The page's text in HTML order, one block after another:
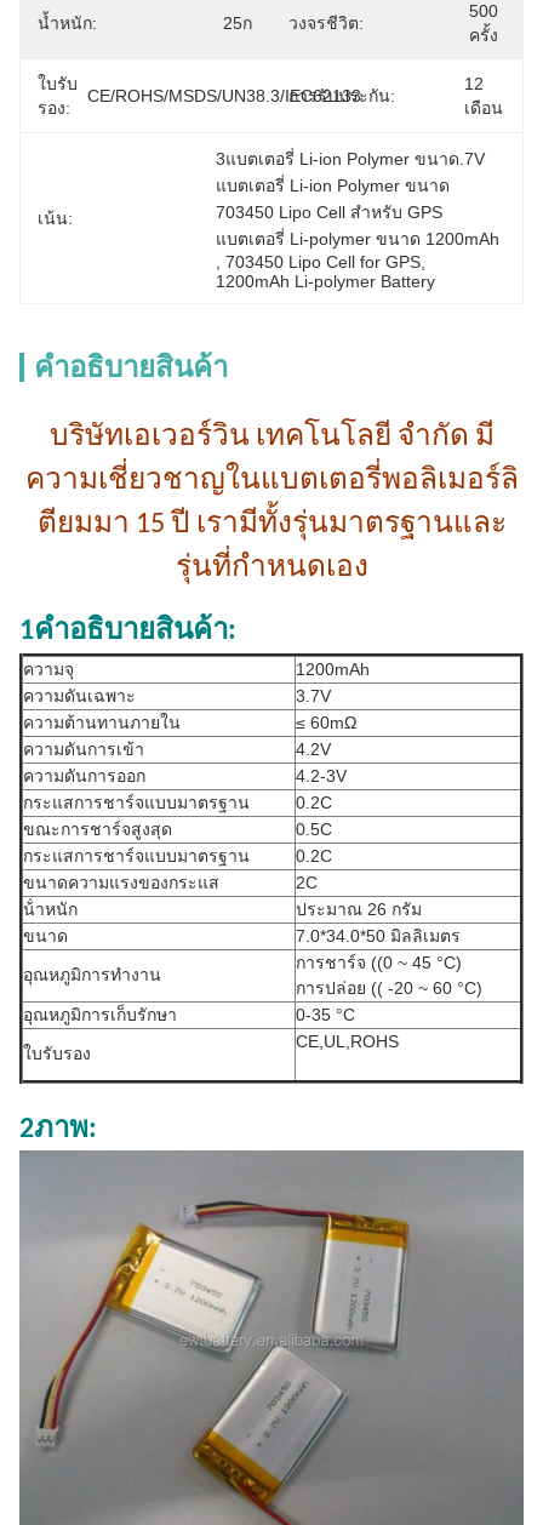
น้ำหนัก: 25ก วงจรชีวิต:
500
ครั้ง
ใบรับ
รอง:
CE/ROHS/MSDS/UN38.3/IEC62133
การรับประกัน:
12
เดือน
เน้น:
3แบตเตอรี่ Li-ion Polymer ขนาด.7V
แบตเตอรี่ Li-ion Polymer ขนาด
703450 Lipo Cell สําหรับ GPS
แบตเตอรี่ Li-polymer ขนาด 1200mAh
, 703450 Lipo Cell for GPS
1200mAh Li-polymer Battery
คําอธิบายสินค้า
บริษัทเอเวอร์วิน เทคโนโลยี จํากัด มี
ความเชี่ยวชาญในแบตเตอรี่พอลิเมอร์ลิ
ตียมมา 15 ปี เรามีทั้งรุ่นมาตรฐานและ
รุ่นที่กําหนดเอง
1คําอธิบายสินค้า:
ความจุ
1200mAh
ความดันเฉพาะ
3.7V
ความต้านทานภายใน
≤ 60mΩ
ความดันการเข้า
4.2V
ความดันการออก
4.2-3V
กระแสการชาร์จแบบมาตรฐาน
0.2C
ขณะการชาร์จสูงสุด
0.5C
กระแสการชาร์จแบบมาตรฐาน
0.2C
ขนาดความแรงของกระแส
2C
น้ําหนัก
ประมาณ 26 กรัม
ขนาด
7.0*34.0*50 มิลลิเมตร
อุณหภูมิการทํางาน
การชาร์จ ((0 ~ 45 °C)
การปล่อย (( -20 ~ 60 °C)
อุณหภูมิการเก็บรักษา
0-35 °C
ใบรับรอง
CE,UL,ROHS
2ภาพ: